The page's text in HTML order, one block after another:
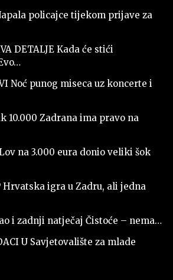
policajce tijekom prijave za
DETALJE Kada će stići
Noć punog miseca uz koncerte i
10.000 Zadrana ima pravo na
na 3.000 eura donio veliki šok
Hrvatska igra u Zadru, ali jedna
i zadnji natječaj Čistoće – nema…
U Savjetovalište za mlade